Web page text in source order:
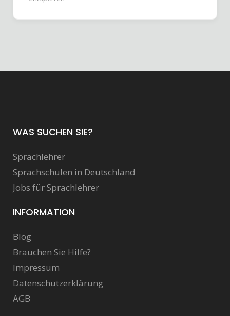
WAS SUCHEN SIE?
Sprachlehrer
Sprachschulen in Deutschland
Jobs für Sprachlehrer
INFORMATION
Blog
Brauchen Sie Hilfe?
Impressum
Datenschutzerklärung
AGB